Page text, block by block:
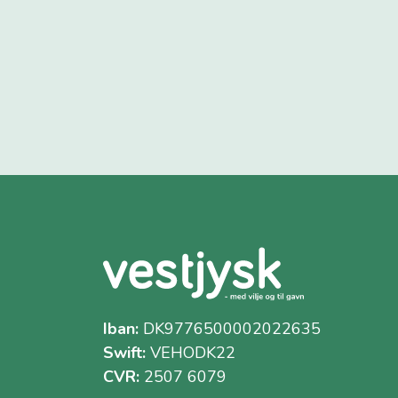
Iban:DK9776500002022635
Swift:VEHODK22
CVR:2507 6079